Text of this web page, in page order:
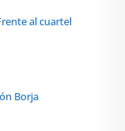
al cuartel
Borja